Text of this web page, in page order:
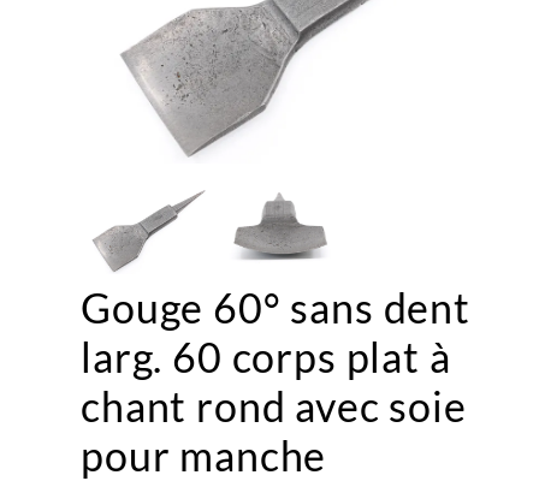
Gouge 60° sans dent
larg. 60 corps plat à
chant rond avec soie
pour manche